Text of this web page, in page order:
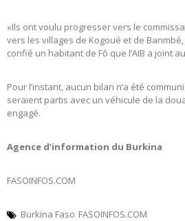
«Ils ont voulu progresser vers le
vers les villages de Kogoué et de
confié un habitant de Fô que l’AIB a joint
Pour l’instant, aucun bilan n’a été
seraient partis avec un véhicule de la
engagé.
Agence d’information du Burkina
FASOINFOS.COM
Burkina Faso FASOINFOS.COM